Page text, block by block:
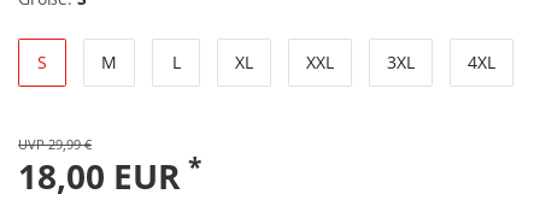
S M L XL XXL 3XL 4XL
UVP 29,99 €
18,00 EUR *